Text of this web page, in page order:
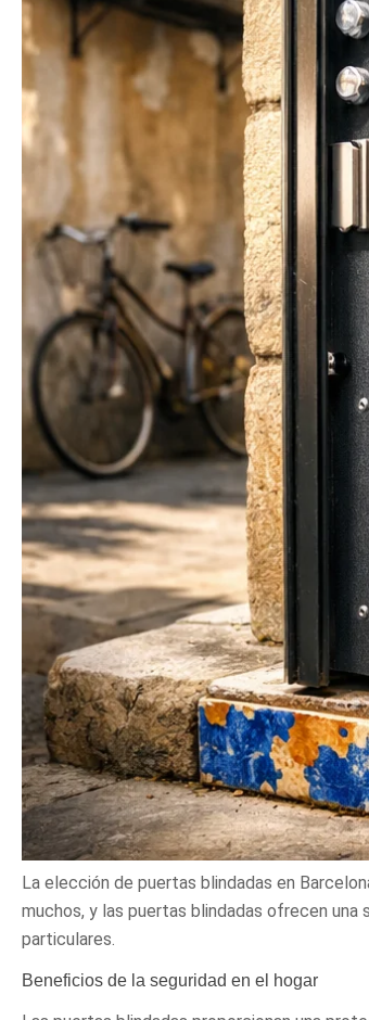
La elección de puertas blindadas en
muchos, y las puertas blindadas ofrecen
particulares.
Beneficios de la seguridad en el hogar